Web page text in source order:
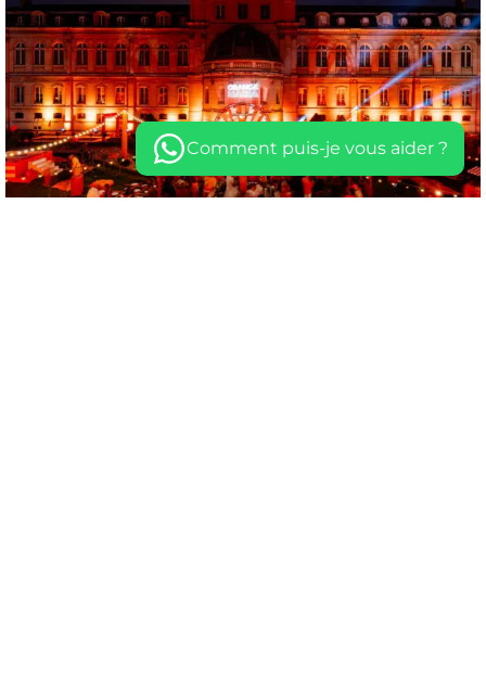
Comment puis-je vous aider ?